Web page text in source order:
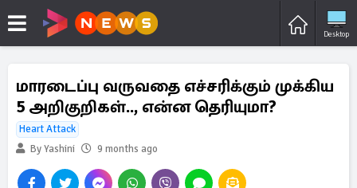
Desktop
மாரடைப்பு வருவதை எச்சரிக்கும் முக்கிய
5 அறிகுறிகள்.., என்ன தெரியுமா?
Heart Attack
By Yashini
9 months ago